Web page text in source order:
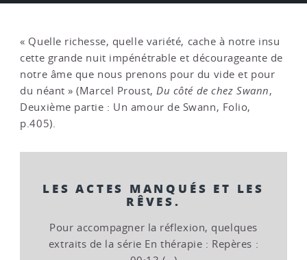
« Quelle richesse, quelle variété, cache à notre insu
cette grande nuit impénétrable et décourageante de
notre âme que nous prenons pour du vide et pour
du néant » (Marcel Proust,Du côté de chez Swann,
Deuxième partie : Un amour de Swann, Folio,
p.405).
LES ACTES MANQUÉS ET LES
RÊVES.
Pour accompagner la réflexion, quelques
extraits de la série En thérapie : Repères :